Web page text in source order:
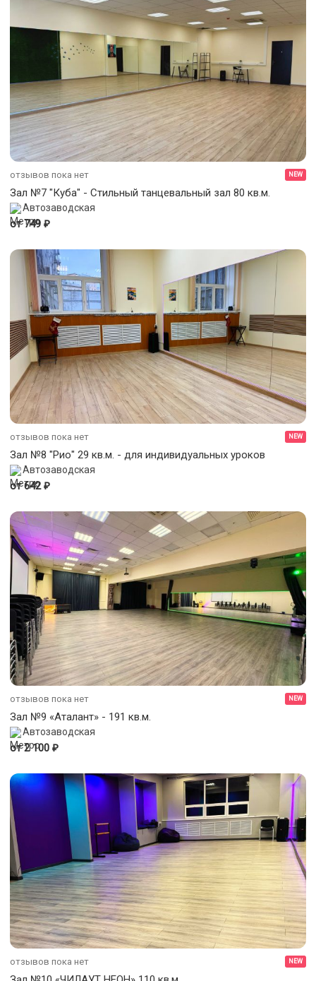
отзывов пока нет NEW
Зал №7 "Куба" - Стильный танцевальный зал 80 кв.м.
Автозаводская
от 749 ₽
отзывов пока нет NEW
Зал №8 "Рио" 29 кв.м. - для индивидуальных уроков
Автозаводская
от 642₽
отзывов пока нет NEW
Зал №9 «Аталант» - 191 кв.м.
Автозаводская
от 2 100 ₽
отзывов пока нет NEW